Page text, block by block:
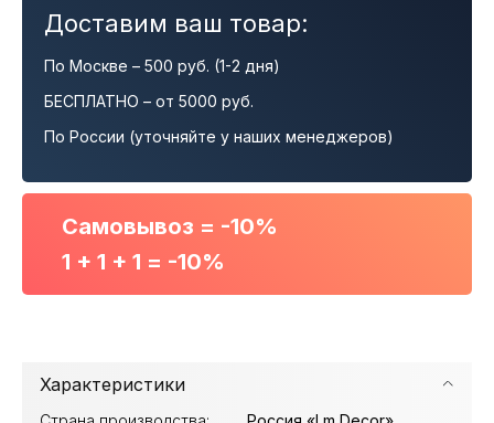
Доставим ваш товар:
По Москве – 500 руб. (1-2 дня)
БЕСПЛАТНО – от 5000 руб.
По России (уточняйте у наших менеджеров)
Самовывоз = -10%
1 + 1 + 1 = -10%
Характеристики